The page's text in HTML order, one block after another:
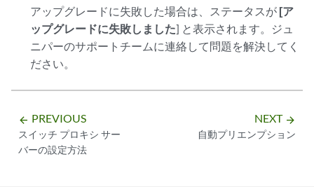
アップグレードに失敗した場合は、ステータスが [ア
ップグレードに失敗しました] と表示されます。ジュ
ニパーのサポートチームに連絡して問題を解決してく
ださい。
arrow_backward PREVIOUS
スイッチ プロキシ サー
バーの設定方法
NEXT arrow_forward
自動プリエンプション